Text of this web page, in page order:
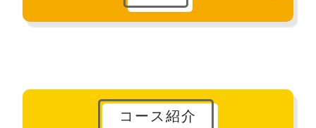
コース紹介